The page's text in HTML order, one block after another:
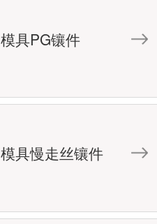
模具PG镶件
模具慢走丝镶件